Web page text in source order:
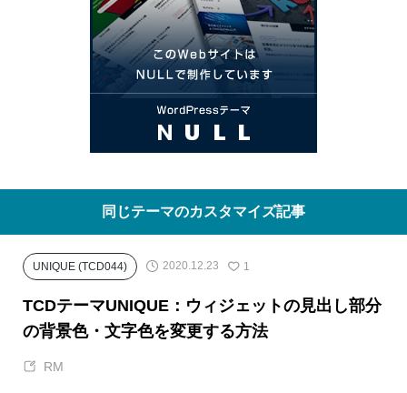
同じテーマのカスタマイズ記事
UNIQUE (TCD044) 2020.12.23 1
TCDテーマUNIQUE：ウィジェットの見出し部分
の背景色・文字色を変更する方法
RM